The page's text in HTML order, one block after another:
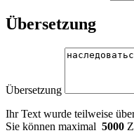
Übersetzung
Übersetzung
Ihr Text wurde teilweise
Sie können maximal 5000